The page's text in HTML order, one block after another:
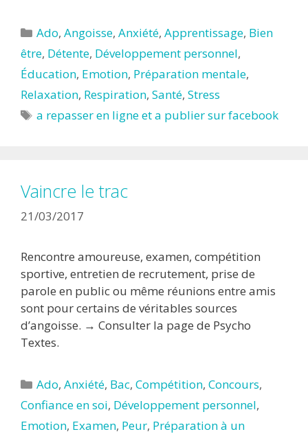
Catégories
Ado,Angoisse,Anxiété,Apprentissage, Bien
être, Détente, Développement personnel,
Éducation, Emotion, Préparation mentale,
Relaxation, Respiration, Santé, Stress
Étiquettes
a repasser en ligne et a publier sur facebook
Vaincre le trac
21/03/2017
Rencontre amoureuse, examen, compétition
sportive, entretien de recrutement, prise de
parole en public ou même réunions entre amis
sont pour certains de véritables sources
d’angoisse. → Consulter la page de Psycho
Textes.
Catégories
Ado,Anxiété, Bac,Compétition,Concours,
Confiance en soi, Développement personnel,
Emotion, Examen, Peur, Préparation à un